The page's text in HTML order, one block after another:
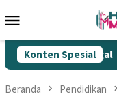
ke
Mobile
Konten Spesial
Rokok Ilegal
Beranda Pendidikan